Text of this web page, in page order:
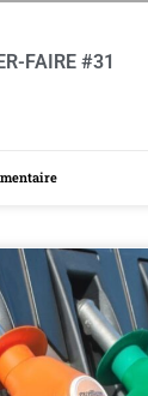
FAIRE #31